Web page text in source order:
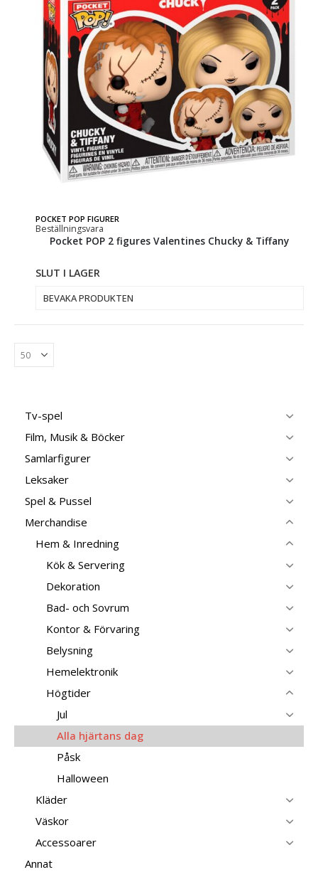
POCKET POP FIGURER
Beställningsvara
Pocket POP 2 figures Valentines Chucky & Tiffany
SLUT I LAGER
BEVAKA PRODUKTEN
Tv-spel
Film, Musik & Böcker
Samlarfigurer
Leksaker
Spel & Pussel
Merchandise
Hem & Inredning
Kök & Servering
Dekoration
Bad- och Sovrum
Kontor & Förvaring
Belysning
Hemelektronik
Högtider
Jul
Alla hjärtans dag
Påsk
Halloween
Kläder
Väskor
Accessoarer
Annat